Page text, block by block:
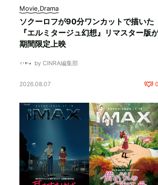
Movie,Drama
ソクーロフが90分ワンカットで描いた
『エルミタージュ幻想』リマスター版
期間限定上映
by CINRA編集部
2026.08.07 0